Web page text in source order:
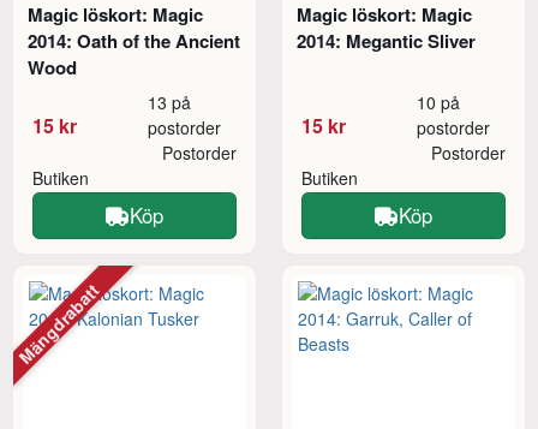
Magic löskort: Magic
2014: Oath of the Ancient
Wood
15 kr
13 på
postorder
Butiken
Postorder
Köp
Magic löskort: Magic
2014: Megantic Sliver
15 kr
10 på
postorder
Butiken
Postorder
Köp
Mängdrabatt